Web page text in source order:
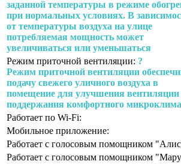
заданной температуры в режиме
при нормальных условиях. В
от температуры воздуха на улице
потребляемая мощность может
увеличиваться или уменьшаться
Режим приточной вентиляции: ?
Режим приточной вентиляции
подачу свежего уличного воздуха в
помещение для улучшения вентиляции
поддержания комфортного
Работает по Wi-Fi:
Мобильное приложение:
Работает с голосовым помощником
Работает с голосовым помощником